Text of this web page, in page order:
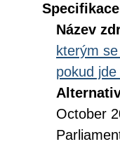
Specifikace
Název
kterým
pokud
October